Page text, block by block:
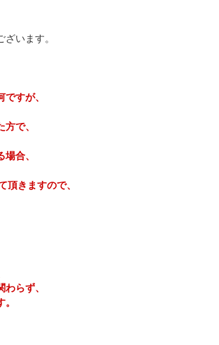
います。
すが、
で、
合、
頂きますので、
らず、
。